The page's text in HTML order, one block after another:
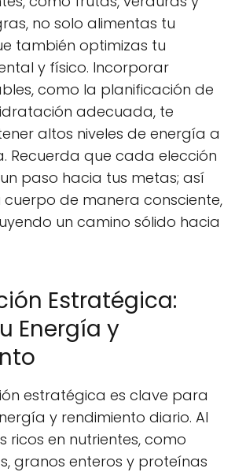
no solo alimentas tu
también optimizas tu
y físico. Incorporar
como la planificación de
adecuada, te
altos niveles de energía a
Recuerda que cada elección
paso hacia tus metas; así
cuerpo de manera consciente,
un camino sólido hacia
Estratégica:
Energía y
estratégica es clave para
y rendimiento diario. Al
ricos en nutrientes, como
granos enteros y proteínas